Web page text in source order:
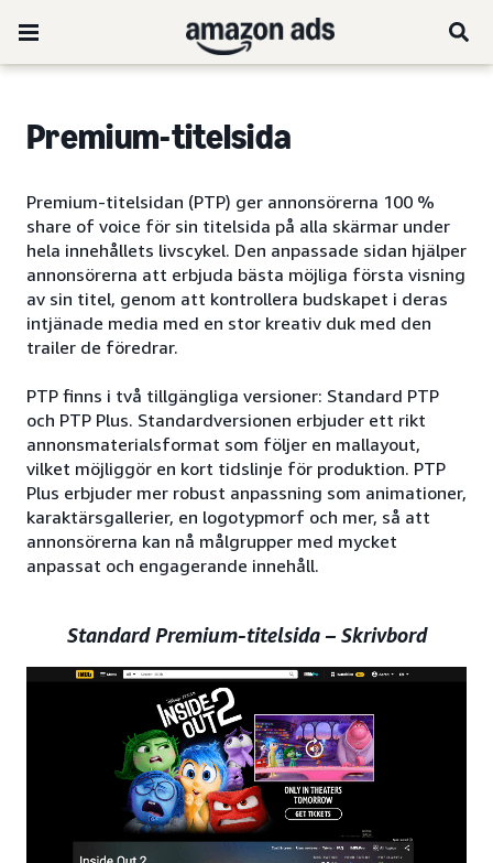
Premium-titelsida
Premium-titelsidan (PTP) ger annonsörerna 100 %
share of voice för sin titelsida på alla skärmar under
hela innehållets livscykel. Den anpassade sidan hjälper
annonsörerna att erbjuda bästa möjliga första visning
av sin titel, genom att kontrollera budskapet i deras
intjänade media med en stor kreativ duk med den
trailer de föredrar.
PTP finns i två tillgängliga versioner: Standard PTP
och PTP Plus. Standardversionen erbjuder ett rikt
annonsmaterialsformat som följer en mallayout,
vilket möjliggör en kort tidslinje för produktion. PTP
Plus erbjuder mer robust anpassning som animationer,
karaktärsgallerier, en logotypmorf och mer, så att
annonsörerna kan nå målgrupper med mycket
anpassat och engagerande innehåll.
Standard Premium-titelsida – Skrivbord